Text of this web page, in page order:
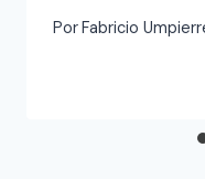
PorFabricio